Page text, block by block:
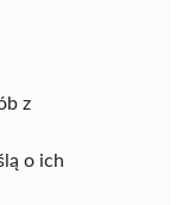
z
o ich